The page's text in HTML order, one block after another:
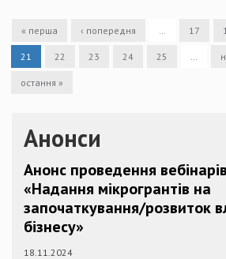
« перша ‹ попередня 17
21 22 23 24 25
остання »
Анонси
Анонс проведення
«Надання мікрогрантів на
започаткування/розвиток
бізнесу»
18.11.2024